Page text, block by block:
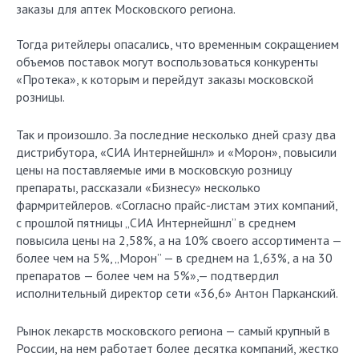
заказы для аптек Московского региона.
Тогда ритейлеры опасались, что временным сокращением
объемов поставок могут воспользоваться конкуренты
«Протека», к которым и перейдут заказы московской
розницы.
Так и произошло. За последние несколько дней сразу два
дистрибутора, «СИА Интернейшнл» и «Морон», повысили
цены на поставляемые ими в московскую розницу
препараты, рассказали «Бизнесу» несколько
фармритейлеров. «Согласно прайс-листам этих компаний,
с прошлой пятницы „СИА Интернейшнл” в среднем
повысила цены на 2,58%, а на 10% своего ассортимента —
более чем на 5%, „Морон” — в среднем на 1,63%, а на 30
препаратов — более чем на 5%»,— подтвердил
исполнительный директор сети «36,6» Антон Парканский.
Рынок лекарств московского региона — самый крупный в
России, на нем работает более десятка компаний, жестко